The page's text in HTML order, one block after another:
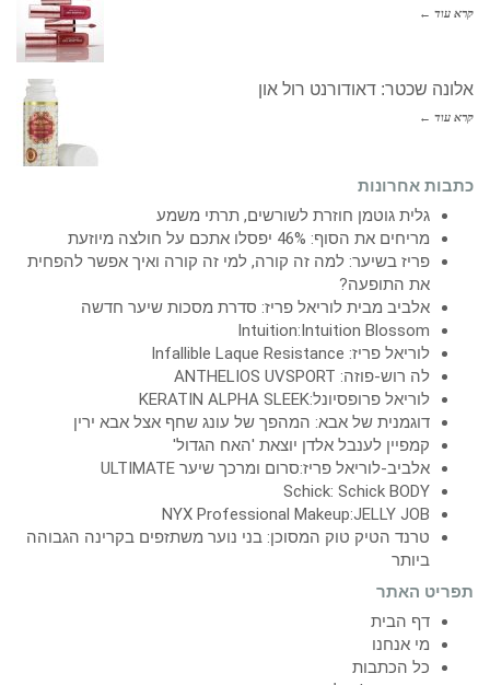
קרא עוד ←
אלונה שכטר: דאודורנט רול און
קרא עוד ←
כתבות אחרונות
גלית גוטמן חוזרת לשורשים, תרתי משמע
מריחים את הסוף: 46% יפסלו אתכם על חולצה מיוזעת
פריז בשיער: למה זה קורה, למי זה קורה ואיך אפשר להפחית
את התופעה?
אלביב מבית לוריאל פריז: סדרת מסכות שיער חדשה
Intuition:Intuition Blossom
לוריאל פריז: Infallible Laque Resistance
לה רוש-פוזה: ANTHELIOS UVSPORT
לוריאל פרופסיונל:KERATIN ALPHA SLEEK
דוגמנית של אבא: המהפך של עונג שחף אצל אבא ירין
קמפיין לענבל אלדן יוצאת 'האח הגדול'
אלביב-לוריאל פריז:סרום ומרכך שיער ULTIMATE
Schick: Schick BODY
NYX Professional Makeup:JELLY JOB
טרנד הטיק טוק המסוכן: בני נוער משתזפים בקרינה הגבוהה
ביותר
תפריט האתר
דף הבית
מי אנחנו
כל הכתבות